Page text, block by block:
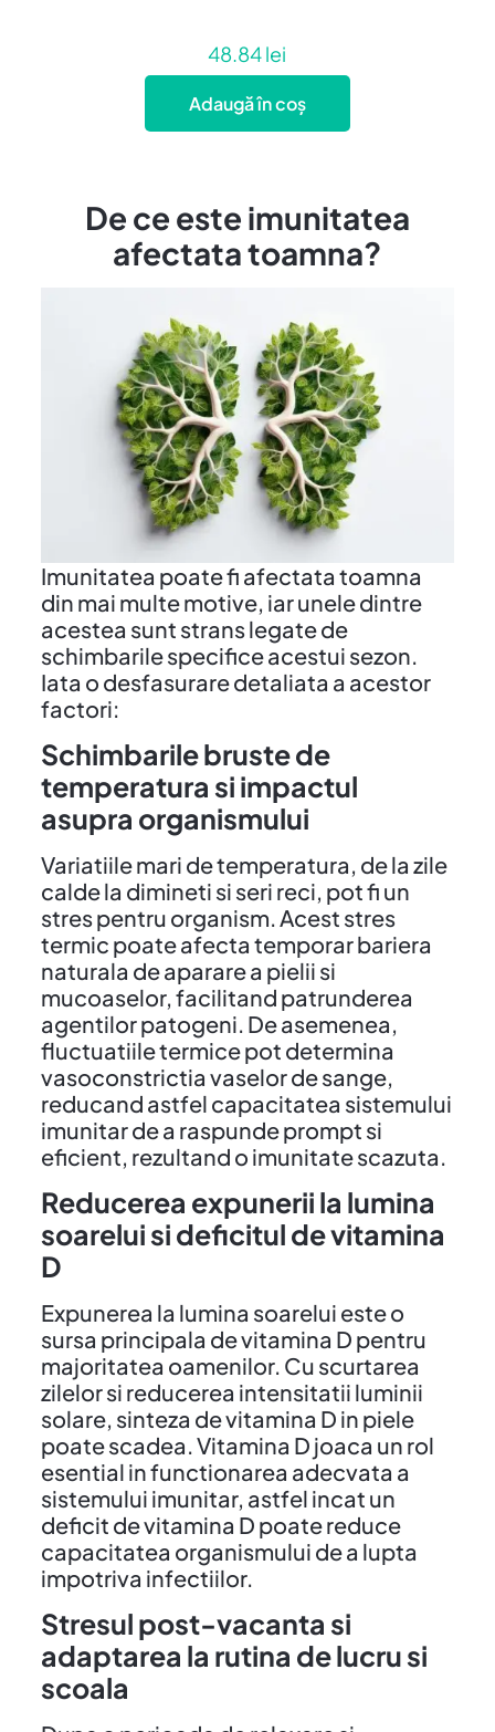
48.84lei
Adaugă în coș
De ce este imunitatea
afectata toamna?
Imunitatea poate fi afectata toamna
din mai multe motive, iar unele dintre
acestea sunt strans legate de
schimbarile specifice acestui sezon.
Iata o desfasurare detaliata a acestor
factori:
Schimbarile bruste de
temperatura si impactul
asupra organismului
Variatiile mari de temperatura, de la zile
calde la dimineti si seri reci, pot fi un
stres pentru organism. Acest stres
termic poate afecta temporar bariera
naturala de aparare a pielii si
mucoaselor, facilitand patrunderea
agentilor patogeni. De asemenea,
fluctuatiile termice pot determina
vasoconstrictia vaselor de sange,
reducand astfel capacitatea sistemului
imunitar de a raspunde prompt si
eficient, rezultand o imunitate scazuta.
Reducerea expunerii la lumina
soarelui si deficitul de vitamina
D
Expunerea la lumina soarelui este o
sursa principala de vitamina D pentru
majoritatea oamenilor. Cu scurtarea
zilelor si reducerea intensitatii luminii
solare, sinteza de vitamina D in piele
poate scadea. Vitamina D joaca un rol
esential in functionarea adecvata a
sistemului imunitar, astfel incat un
deficit de vitamina D poate reduce
capacitatea organismului de a lupta
impotriva infectiilor.
Stresul post-vacanta si
adaptarea la rutina de lucru si
scoala